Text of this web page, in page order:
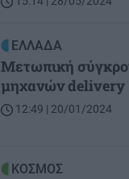
ΕΛΛΑΔΑ
Μετωπική
μηχανών delivery
12:49 | 20/01/2024
ΚΟΣΜΟΣ